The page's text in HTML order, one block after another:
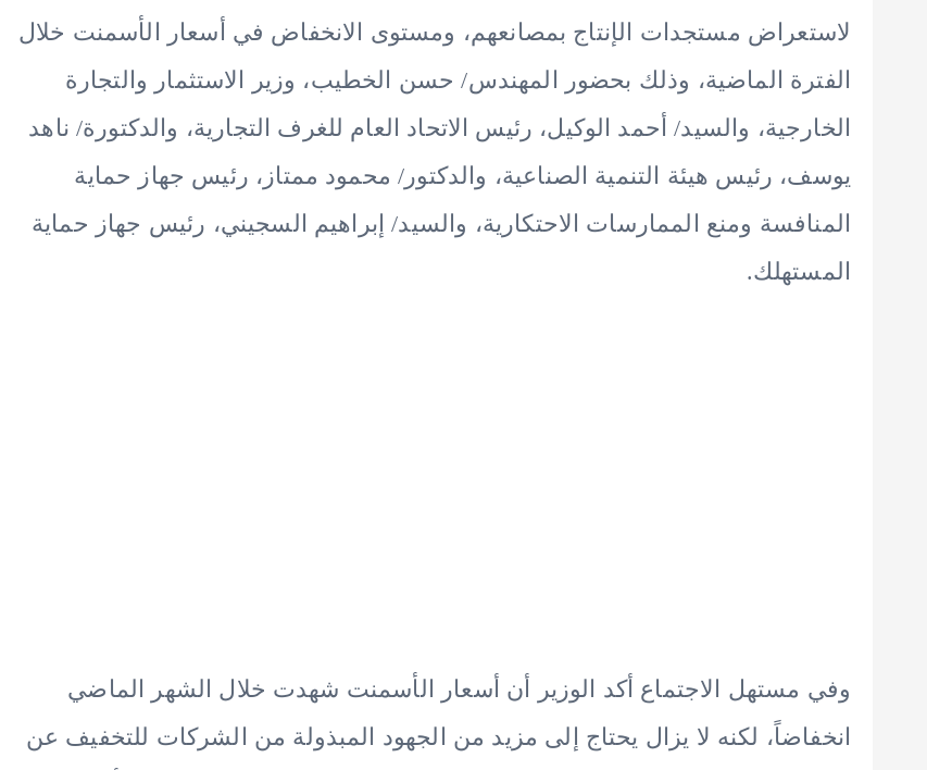
لاستعراض مستجدات الإنتاج بمصانعهم، ومستوى الانخفاض في أسعار الأسمنت خلال
الفترة الماضية، وذلك بحضور المهندس/ حسن الخطيب، وزير الاستثمار والتجارة
الخارجية، والسيد/ أحمد الوكيل، رئيس الاتحاد العام للغرف التجارية، والدكتورة/ ناهد
يوسف، رئيس هيئة التنمية الصناعية، والدكتور/ محمود ممتاز، رئيس جهاز حماية
المنافسة ومنع الممارسات الاحتكارية، والسيد/ إبراهيم السجيني، رئيس جهاز حماية
المستهلك.
وفي مستهل الاجتماع أكد الوزير أن أسعار الأسمنت شهدت خلال الشهر الماضي
انخفاضاً، لكنه لا يزال يحتاج إلى مزيد من الجهود المبذولة من الشركات للتخفيف عن